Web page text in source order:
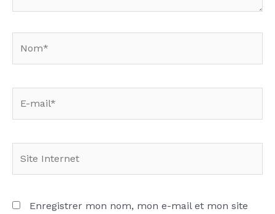
Enregistrer mon nom, mon e-mail et mon site